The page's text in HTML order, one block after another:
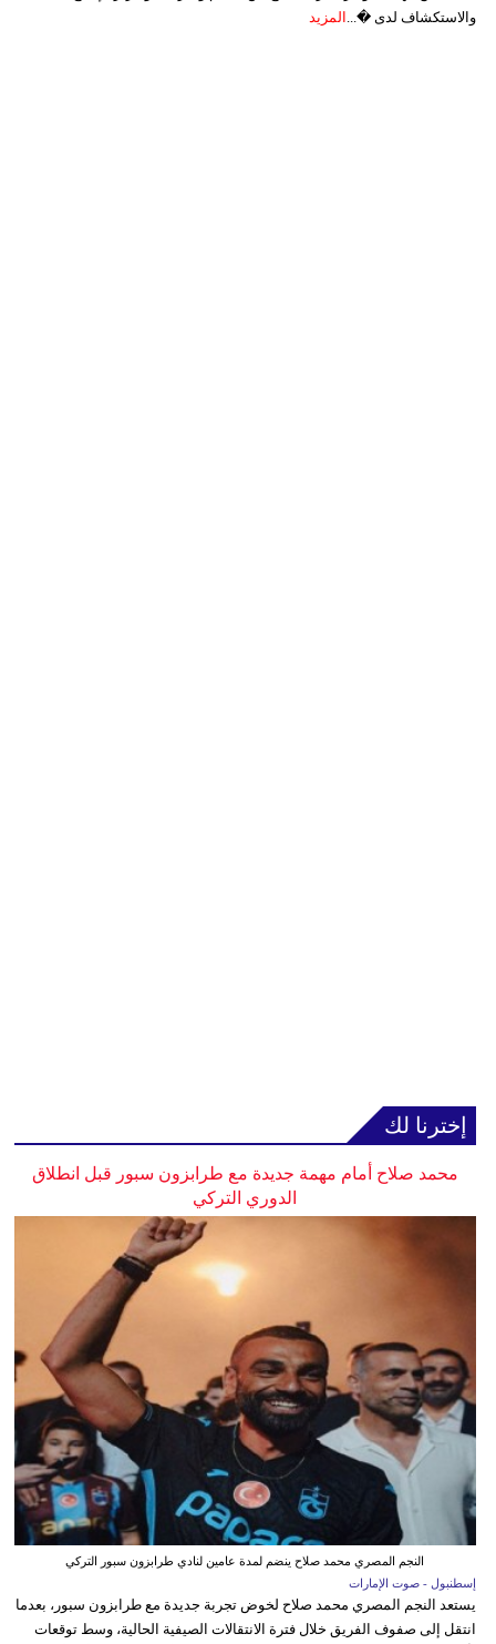
والاستكشاف لدى �... المزيد
إخترنا لك
محمد صلاح أمام مهمة جديدة مع طرابزون سبور قبل انطلاق
الدوري التركي
النجم المصري محمد صلاح ينضم لمدة عامين لنادي طرابزون سبور التركي
إسطنبول - صوت الإمارات
يستعد النجم المصري محمد صلاح لخوض تجربة جديدة مع طرابزون سبور، بعدما
انتقل إلى صفوف الفريق خلال فترة الانتقالات الصيفية الحالية، وسط توقعات